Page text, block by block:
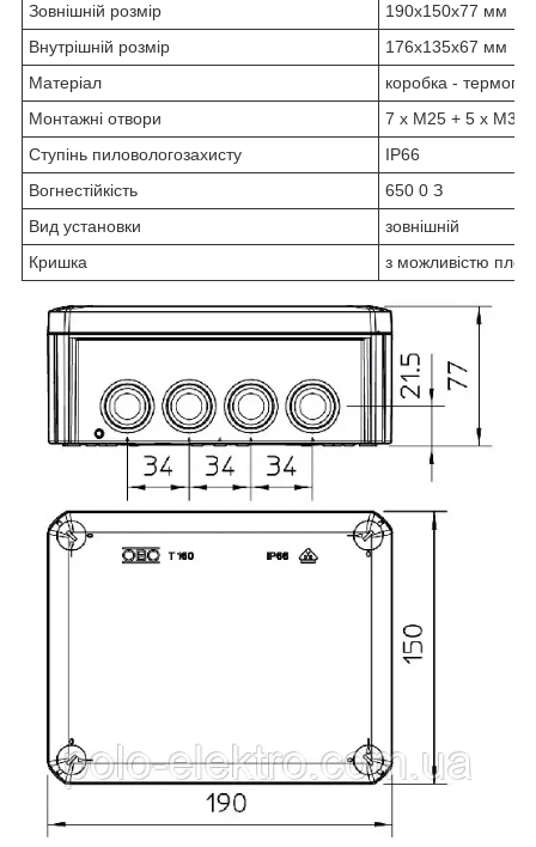
Зовнішній розмір
190х150х77 мм
Внутрішній розмір
176х135х67 мм
Матеріал
коробка -
Монтажні отвори
7 х М25 + 5 х М32
Ступінь пиловологозахисту
ІР66
Вогнестійкість
650 0 З
Вид установки
зовнішній
Кришка
з можливістю